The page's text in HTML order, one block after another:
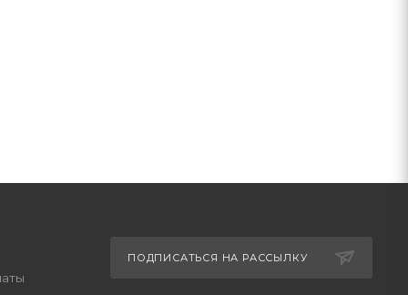
ПОДПИСАТЬСЯ НА РАССЫЛКУ